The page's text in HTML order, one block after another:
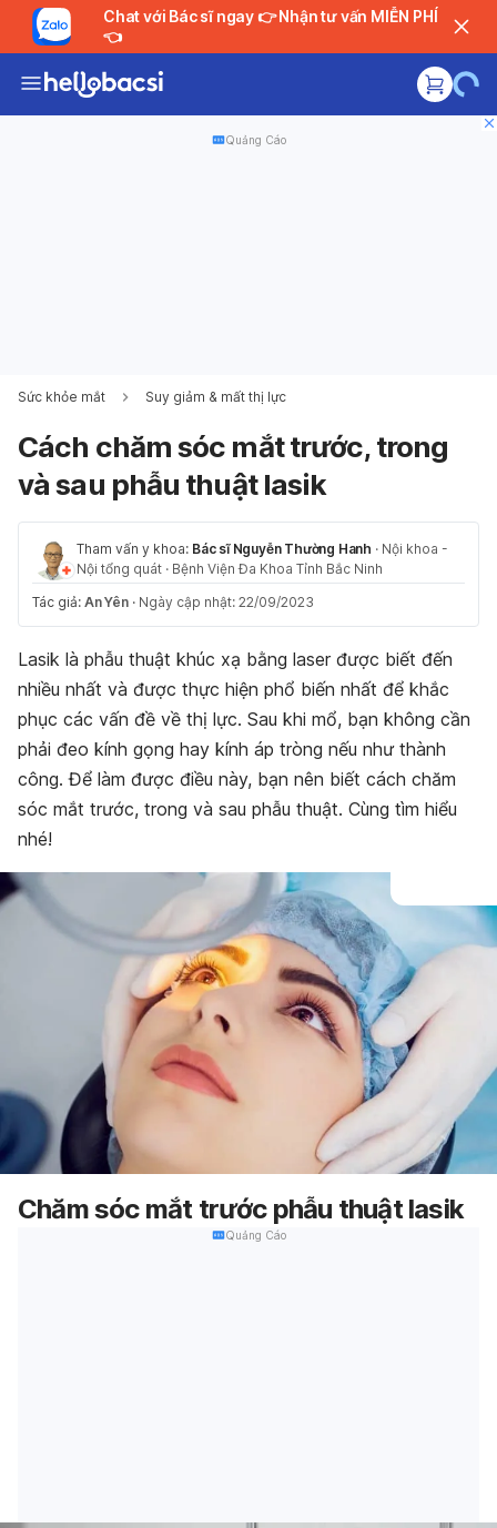
Chat với Bác sĩ ngay 👉 Nhận tư vấn MIỄN PHÍ
👈
Quảng Cáo
Sức khỏe mắt Suy giảm & mất thị lực
Cách chăm sóc mắt trước, trong
và sau phẫu thuật lasik
Tham vấn y khoa: Bác sĩ Nguyễn Thường Hanh · Nội khoa -
Nội tổng quát · Bệnh Viện Đa Khoa Tỉnh Bắc Ninh
Tác giả: An Yên · Ngày cập nhật: 22/09/2023
Lasik là phẫu thuật khúc xạ bằng laser được biết đến
nhiều nhất và được thực hiện phổ biến nhất để khắc
phục các vấn đề về thị lực. Sau khi mổ, bạn không cần
phải đeo kính gọng hay kính áp tròng nếu như thành
công. Để làm được điều này, bạn nên biết cách chăm
sóc mắt trước, trong và sau phẫu thuật. Cùng tìm hiểu
nhé!
Chăm sóc mắt trước phẫu thuật lasik
Quảng Cáo